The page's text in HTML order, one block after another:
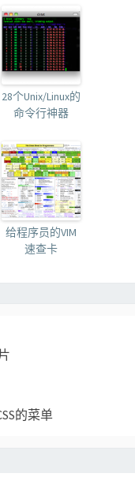
28个Unix/Linux的
命令行神器
给程序员的VIM
速查卡
的菜单